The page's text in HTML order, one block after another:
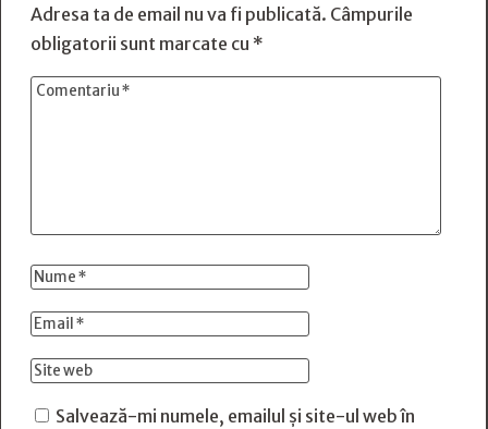
Adresa ta de email nu va fi publicată. Câmpurile
obligatorii sunt marcate cu *
Salvează-mi numele, emailul și site-ul web în